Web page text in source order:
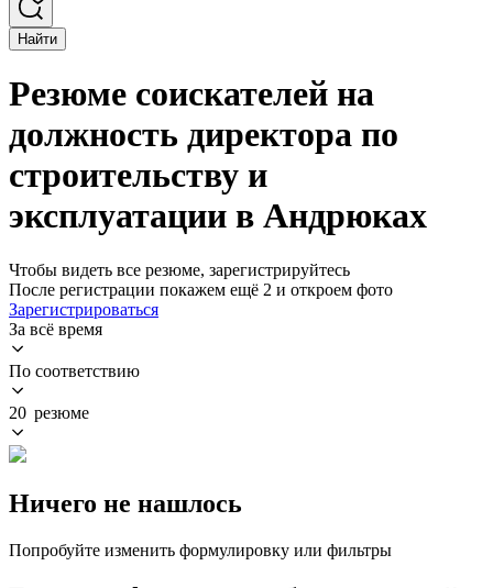
Найти
Резюме соискателей на
должность директора по
строительству и
эксплуатации в Андрюках
Чтобы видеть все резюме, зарегистрируйтесь
После регистрации покажем ещё 2 и откроем фото
Зарегистрироваться
За всё время
По соответствию
20 резюме
Ничего не нашлось
Попробуйте изменить формулировку или фильтры